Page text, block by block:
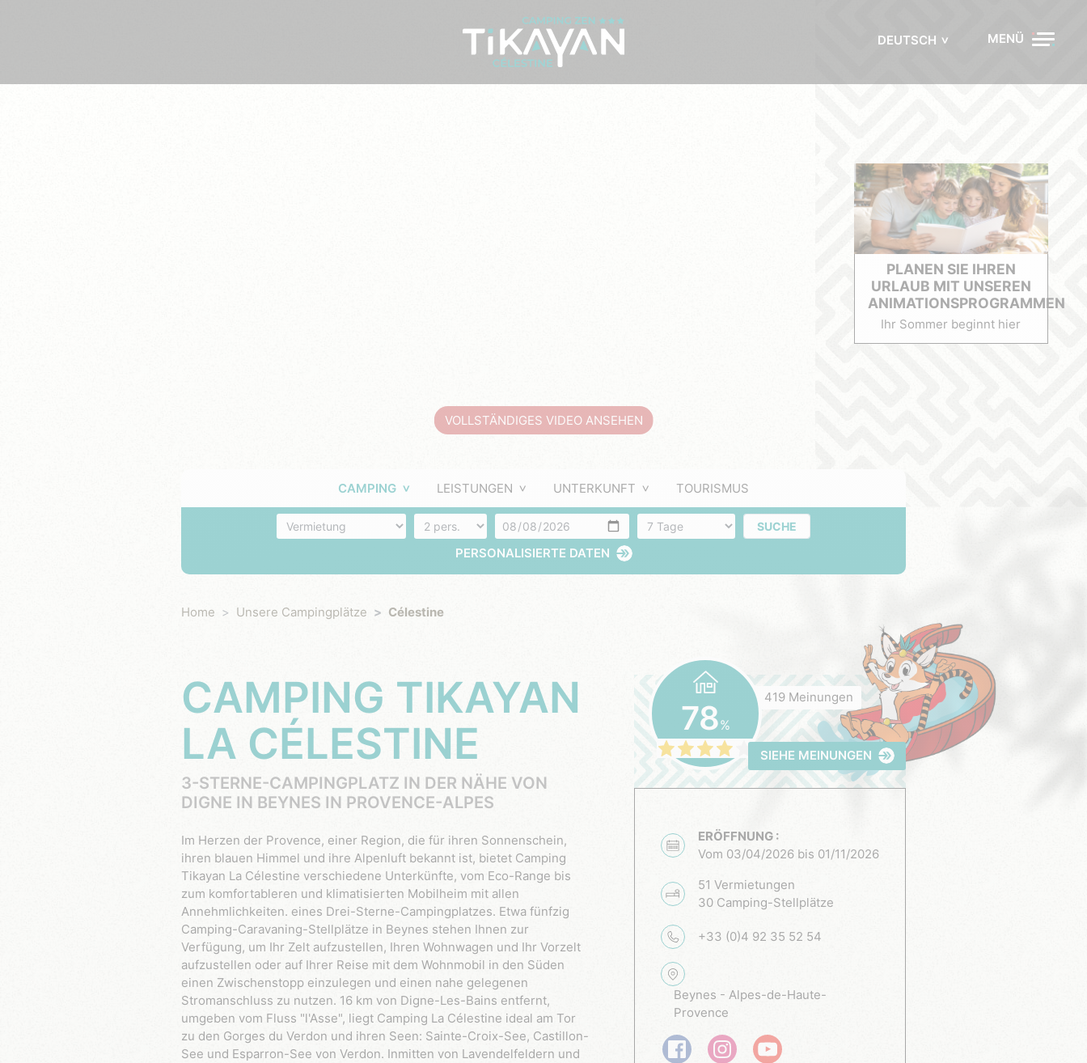
PLANEN SIE IHREN
URLAUB MIT UNSEREN
ANIMATIONSPROGRAMMEN
Ihr Sommer beginnt hier
VOLLSTÄNDIGES VIDEO ANSEHEN
DEUTSCH MENÜ
CAMPING LEISTUNGEN UNTERKUNFT TOURISMUS
Unterkunft Anzahl der Personen Ankunft Anzahl der Tage SUCHE
PERSONALISIERTE DATEN
Home Unsere Campingplätze Célestine
CAMPING TIKAYAN
LA CÉLESTINE
3-STERNE-CAMPINGPLATZ IN DER NÄHE VON
DIGNE IN BEYNES IN PROVENCE-ALPES
Im Herzen der Provence, einer Region, die für ihren Sonnenschein,
ihren blauen Himmel und ihre Alpenluft bekannt ist, bietet Camping
Tikayan La Célestine verschiedene Unterkünfte, vom Eco-Range bis
zum komfortableren und klimatisierten Mobilheim mit allen
Annehmlichkeiten. eines Drei-Sterne-Campingplatzes. Etwa fünfzig
Camping-Caravaning-Stellplätze in Beynes stehen Ihnen zur
Verfügung, um Ihr Zelt aufzustellen, Ihren Wohnwagen und Ihr Vorzelt
aufzustellen oder auf Ihrer Reise mit dem Wohnmobil in den Süden
einen Zwischenstopp einzulegen und einen nahe gelegenen
Stromanschluss zu nutzen. 16 km von Digne-Les-Bains entfernt,
umgeben vom Fluss "l'Asse", liegt Camping La Célestine ideal am Tor
zu den Gorges du Verdon und ihren Seen: Sainte-Croix-See, Castillon-
See und Esparron-See von Verdon. Inmitten von Lavendelfeldern und
78%
419 Meinungen
SIEHE MEINUNGEN
ERÖFFNUNG :
Vom 03/04/2026 bis 01/11/2026
51 Vermietungen
30 Camping-Stellplätze
+33 (0)4 92 35 52 54
Beynes - Alpes-de-Haute-
Provence